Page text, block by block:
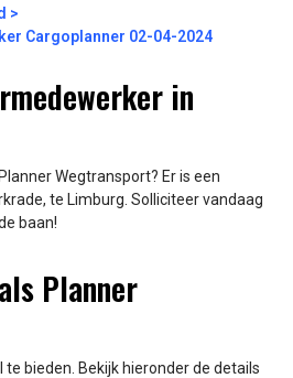
Cargoplanner 02-04-2024
in
Wegtransport? Er is een
te Limburg. Solliciteer vandaag
baan!
Planner
bieden. Bekijk hieronder de details